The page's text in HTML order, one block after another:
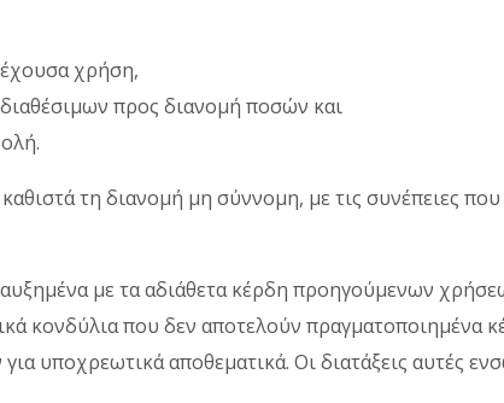
χρήση,
προς διανομή ποσών και
τη διανομή μη σύννομη, με τις συνέπειες
με τα αδιάθετα κέρδη προηγούμενων
κονδύλια που δεν αποτελούν πραγματοποιημένα
υποχρεωτικά αποθεματικά. Οι διατάξεις αυτές